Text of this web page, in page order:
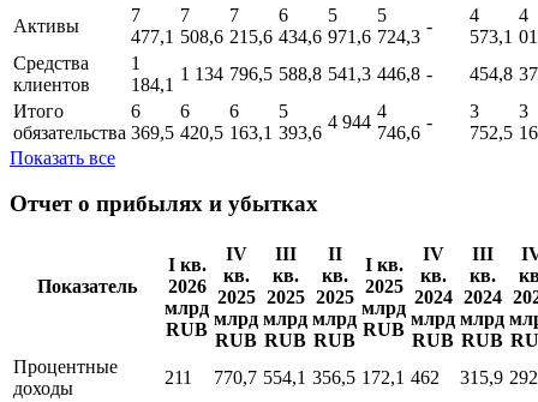
Активы
7
477,1
7
508,6
7
215,6
6
434,6
5
971,6
5
724,3
-
4
573,1
4
Средства
клиентов
1
184,1
1 134 796,5 588,8 541,3 446,8 - 454,8
Итого
обязательства
6
369,5
6
420,5
6
163,1
5
393,6
4 944
4
746,6
-
3
752,5
3
Показать все
Отчет о прибылях и убытках
Показатель
I кв.
2026
млрд
RUB
IV
кв.
2025
млрд
RUB
III
кв.
2025
млрд
RUB
II
кв.
2025
млрд
RUB
I кв.
2025
млрд
RUB
IV
кв.
2024
млрд
RUB
III
кв.
2024
млрд
RUB
Процентные
доходы
211 770,7 554,1 356,5 172,1 462 315,9